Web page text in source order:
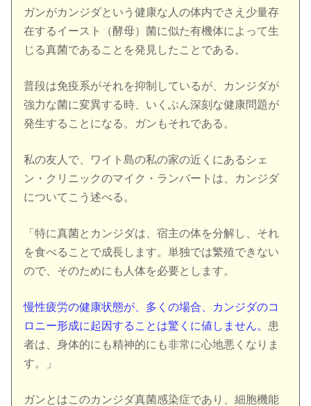
ガンがカンジダという健康な人の体内でさえ少量存
在するイースト（酵母）菌に似た有機体によって生
じる真菌であることを発見したことである。
普段は免疫系がそれを抑制しているが、カンジダが
強力な菌に変異する時、いくぶん深刻な健康問題が
発生することになる。ガンもそれである。
私の友人で、ワイト島の私の家の近くにあるシェ
ン・クリニックのマイク・ランバートは、カンジダ
についてこう述べる。
「特に真菌とカンジダは、宿主の体を分解し、それ
を食べることで成長します。単独では繁殖できない
ので、そのためにも人体を必要とします。
慢性疲労の健康状態が、多くの場合、カンジダのコ
ロニー形成に起因することは驚くに値しません。 患
者は、身体的にも精神的にも非常に心地悪くなりま
す。」
ガンとはこのカンジダ真菌感染症であり、細胞機能